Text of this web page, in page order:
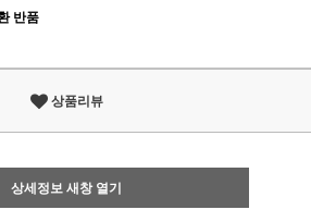
반품
상품리뷰
상세정보 새창 열기